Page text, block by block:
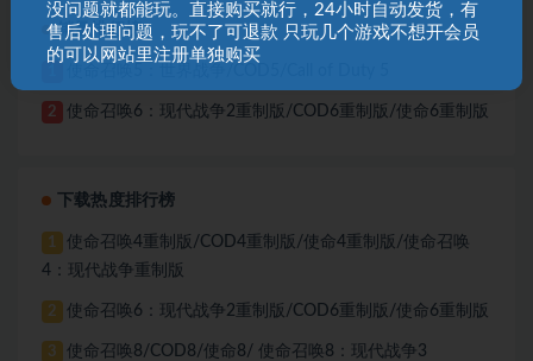
销量排行榜
2 使命召唤6：现代战争2重制版/COD6重制版/使命6重制版
下载热度排行榜
1
使命召唤4重制版/COD4重制版/使命4重制版/使命召唤
4：现代战争重制版
2 使命召唤6：现代战争2重制版/COD6重制版/使命6重制版
3 使命召唤8/COD8/使命8/ 使命召唤8：现代战争3
没问题就都能玩。直接购买就行，24小时自动发货，有
售后处理问题，玩不了可退款 只玩几个游戏不想开会员
的可以网站里注册单独购买